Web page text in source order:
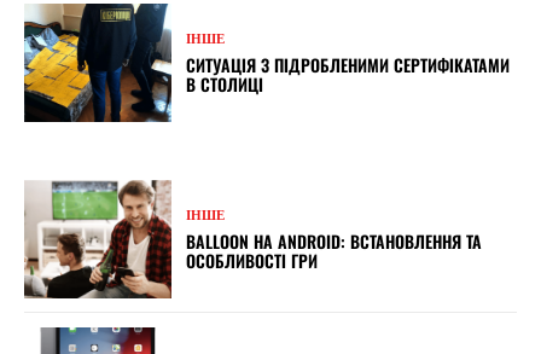
ІНШЕ
СИТУАЦІЯ З ПІДРОБЛЕНИМИ СЕРТИФІКАТАМИ
В СТОЛИЦІ
ІНШЕ
BALLOON НА ANDROID: ВСТАНОВЛЕННЯ ТА
ОСОБЛИВОСТІ ГРИ